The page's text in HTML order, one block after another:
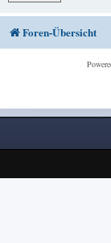
Foren-Übersicht